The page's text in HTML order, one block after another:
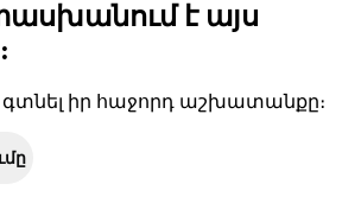
է այս
գտնել իր հաջորդ աշխատանքը։